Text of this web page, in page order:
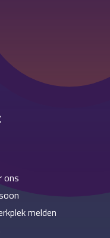
ons
melden